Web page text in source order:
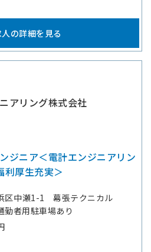
の詳細を見る
アリング株式会社
ジニア＜電計エンジニアリン
利厚生充実＞
区中瀬1-1 幕張テクニカル
者用駐車場あり